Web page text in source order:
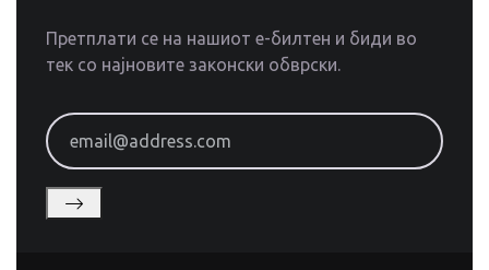
Претплати се на нашиот е-билтен и биди во
тек со најновите законски обврски.
email@address.com